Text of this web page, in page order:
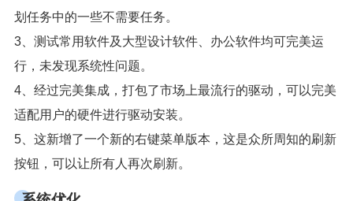
划任务中的一些不需要任务。
3、测试常用软件及大型设计软件、办公软件均可完美运
行，未发现系统性问题。
4、经过完美集成，打包了市场上最流行的驱动，可以完美
适配用户的硬件进行驱动安装。
5、这新增了一个新的右键菜单版本，这是众所周知的刷新
按钮，可以让所有人再次刷新。